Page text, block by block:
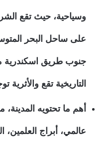
وسياحية، حيث تقع
على ساحل البحر
جنوب طريق اسكندرية
التاريخية تقع
أهم ما تحتويه
عالمي، أبراج العلمين،